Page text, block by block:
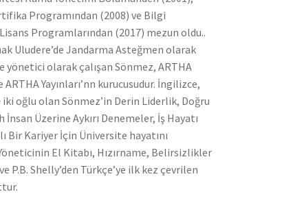
Programından (2008) ve Bilgi
Programlarından (2017) mezun oldu..
Uludere’de Jandarma Asteğmen olarak
yönetici olarak çalışan Sönmez, ARTHA
Yayınları’nn kurucusudur. İngilizce,
oğlu olan Sönmez’in Derin Liderlik, Doğru
Üzerine Aykırı Denemeler, İş Hayatı
Bir Kariyer İçin Üniversite hayatını
El Kitabı, Hızırname, Belirsizlikler
P.B. Shelly’den Türkçe’ye ilk kez çevrilen